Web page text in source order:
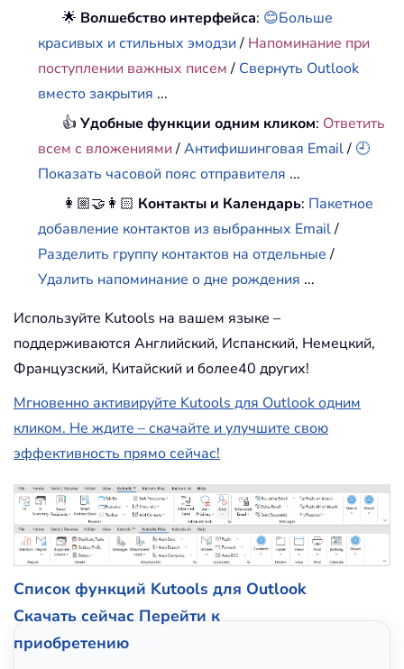
🌟 Волшебство интерфейса: 😊Больше
красивых и стильных эмодзи/ Напоминание при
поступлении важных писем/ Свернуть Outlook
вместо закрытия ...
👍Удобные функции одним кликом: Ответить
всем с вложениями /Антифишинговая Email/ 🕘
Показать часовой пояс отправителя ...
👩🏼‍🤝‍👩🏻 Контакты и Календарь: Пакетное
добавление контактов из выбранных Email/
Разделить группу контактов на отдельные/
Удалить напоминание о дне рождения ...
Используйте Kutools на вашем языке –
поддерживаются Английский, Испанский, Немецкий,
Французский, Китайский и более40 других!
Мгновенно активируйте Kutools для Outlook одним
кликом. Не ждите – скачайте и улучшите свою
эффективность прямо сейчас!
Список функций Kutools для Outlook
Скачать сейчас Перейти к
приобретению